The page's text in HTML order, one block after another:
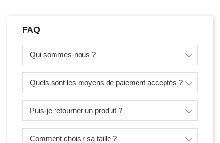
FAQ
Qui sommes-nous ?
Quels sont les moyens de paiement acceptés ?
Puis-je retourner un produit ?
Comment choisir sa taille ?